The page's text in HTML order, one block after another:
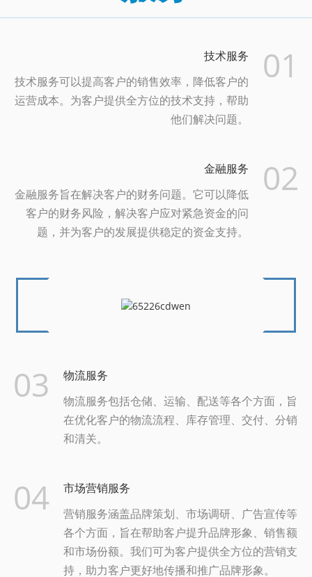
01
技术服务
技术服务可以提高客户的销售效率，降低客户的
运营成本。为客户提供全方位的技术支持，帮助
他们解决问题。
02
金融服务
金融服务旨在解决客户的财务问题。它可以降低
客户的财务风险，解决客户应对紧急资金的问
题，并为客户的发展提供稳定的资金支持。
03 物流服务
物流服务包括仓储、运输、配送等各个方面，旨
在优化客户的物流流程、库存管理、交付、分销
和清关。
04 市场营销服务
营销服务涵盖品牌策划、市场调研、广告宣传等
各个方面，旨在帮助客户提升品牌形象、销售额
和市场份额。我们可为客户提供全方位的营销支
持，助力客户更好地传播和推广品牌形象。